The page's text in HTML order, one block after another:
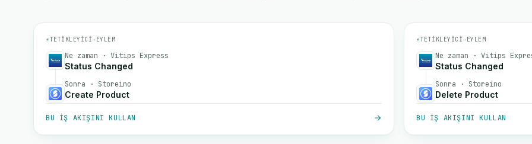
⚡TETIKLEYICI→EYLEM
Ne zaman · Vitips Express
Status Changed
Sonra · Storeino
Create Product
BU IŞ AKIŞINI KULLAN
⚡TETIKLEYICI→EYLEM
Ne zaman · Vitips
Status Changed
Sonra · Storeino
Delete Product
BU IŞ AKIŞINI KULLAN